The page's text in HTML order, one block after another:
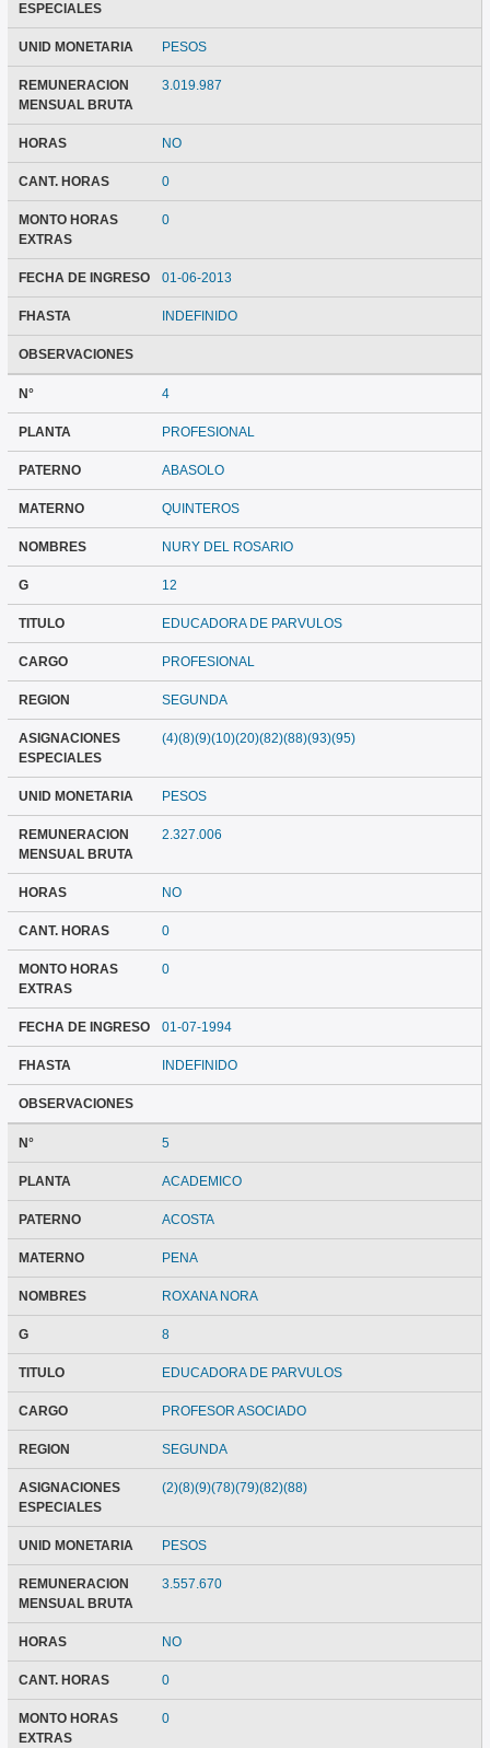
ESPECIALES
UNID MONETARIA PESOS
REMUNERACION
MENSUAL BRUTA
3.019.987
HORAS NO
CANT. HORAS 0
MONTO HORAS
EXTRAS
0
FECHA DE INGRESO 01-06-2013
FHASTA INDEFINIDO
OBSERVACIONES
N° 4
PLANTA PROFESIONAL
PATERNO ABASOLO
MATERNO QUINTEROS
NOMBRES NURY DEL ROSARIO
G 12
TITULO EDUCADORA DE PARVULOS
CARGO PROFESIONAL
REGION SEGUNDA
ASIGNACIONES
ESPECIALES
(4)(8)(9)(10)(20)(82)(88)(93)(95)
UNID MONETARIA PESOS
REMUNERACION
MENSUAL BRUTA
2.327.006
HORAS NO
CANT. HORAS 0
MONTO HORAS
EXTRAS
0
FECHA DE INGRESO 01-07-1994
FHASTA INDEFINIDO
OBSERVACIONES
N° 5
PLANTA ACADEMICO
PATERNO ACOSTA
MATERNO PENA
NOMBRES ROXANA NORA
G 8
TITULO EDUCADORA DE PARVULOS
CARGO PROFESOR ASOCIADO
REGION SEGUNDA
ASIGNACIONES
ESPECIALES
(2)(8)(9)(78)(79)(82)(88)
UNID MONETARIA PESOS
REMUNERACION
MENSUAL BRUTA
3.557.670
HORAS NO
CANT. HORAS 0
MONTO HORAS
EXTRAS
0